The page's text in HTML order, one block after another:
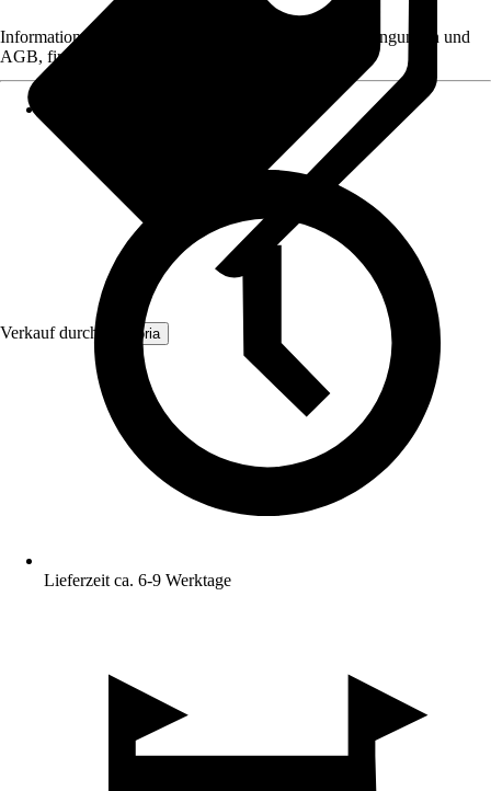
Verkauf durch: Dekoria
Informationen des Verkäufers, wie z. B. Rückgabebedingungen und
AGB, finden Sie bei Klick auf den Verkäufernamen.
Lieferzeit ca. 6-9 Werktage